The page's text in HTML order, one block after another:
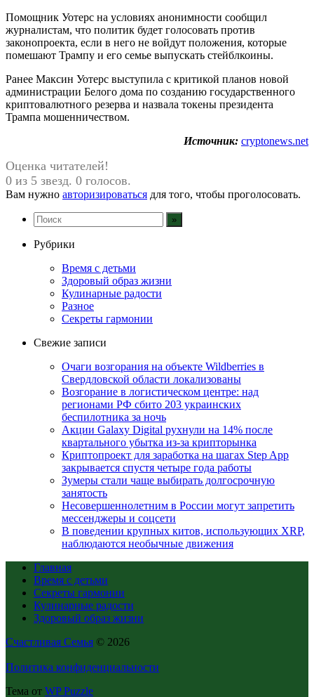
Помощник Уотерс на условиях анонимности сообщил
журналистам, что политик будет голосовать против
законопроекта, если в него не войдут положения, которые
помешают Трампу и его семье выпускать стейблкоины.
Ранее Максин Уотерс выступила с критикой планов новой
администрации Белого дома по созданию государственного
криптовалютного резерва и назвала токены президента
Трампа мошенничеством.
Источник: cryptonews.net
Оценка читателей!
0 из 5 звезд. 0 голосов.
Вам нужно авторизироваться для того, чтобы проголосовать.
Рубрики
Время с детьми
Здоровый образ жизни
Кулинарные радости
Разное
Секреты гармонии
Свежие записи
Очаги возгорания на объекте Wildberries в
Свердловской области локализованы
Возгорание в логистическом центре: над
регионами РФ сбито 203 украинских
беспилотника за ночь
Акции Galaxy Digital рухнули на 14% после
квартального убытка из-за крипторынка
Криптопроект для заработка на шагах Step App
закрывается спустя четыре года работы
Зумеры стали чаще выбирать долгосрочную
занятость
Несовершеннолетним в России могут запретить
мессенджеры и соцсети
В поведении крупных китов, использующих XRP,
наблюдаются необычные движения
Главная
Время с детьми
Секреты гармонии
Кулинарные радости
Здоровый образ жизни
Счастливая Семья © 2026
Политика конфиденциальности
Тема от WP Puzzle